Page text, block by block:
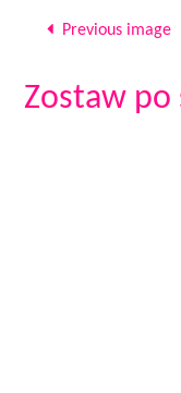
Previous image
Zostaw po